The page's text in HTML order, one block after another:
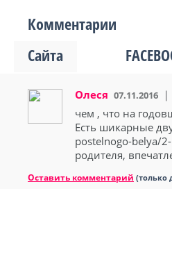
Комментарии
Сайта
Олеся 07.11.2016
чем , что на
Есть шикарные
postelnogo-belya/
родителя,
Оставить комментарий (только